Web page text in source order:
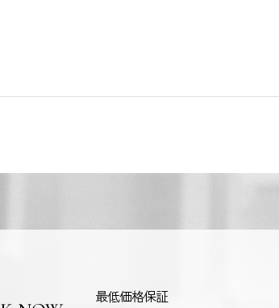
最低価格保証